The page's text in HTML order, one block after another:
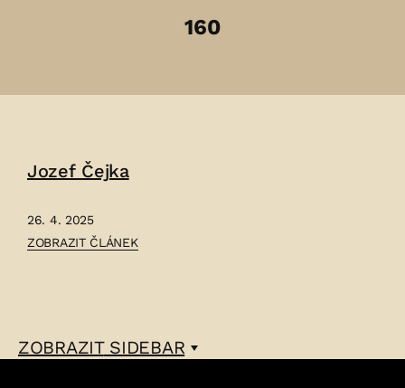
160
Jozef Čejka
26. 4. 2025
ČLÁNEK:
ZOBRAZIT ČLÁNEK
ZOBRAZITSIDEBAR